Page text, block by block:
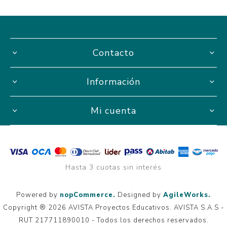
Contacto
Información
Mi cuenta
Hasta 3 cuotas sin interés
Powered by nopCommerce. Designed by AgileWorks.
Copyright ® 2026 AVISTA Proyectos Educativos. AVISTA S.A.S -
RUT 217711890010 - Todos los derechos reservados.